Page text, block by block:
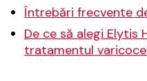
Întrebări frecvente
De ce să alegi Elytis
tratamentul